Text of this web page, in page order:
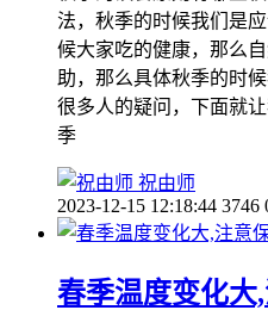
法，秋季的时候我们是
候大家吃的健康，那么
助，那么具体秋季的时
很多人的疑问，下面就
季
祝由师
2023-12-15 12:18:44 3746
春季温度变化大